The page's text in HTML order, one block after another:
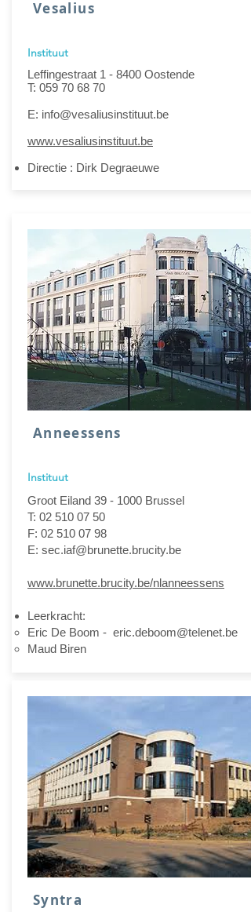
Vesalius
Instituut
Leffingestraat 1 - 8400 Oostende
T: 059 70 68 70
E: info@vesaliusinstituut.be
www.vesaliusinstituut.be
Directie : Dirk Degraeuwe
Anneessens
Instituut
Groot Eiland 39 - 1000 Brussel
T: 02 510 07 50
F: 02 510 07 98
E: sec.iaf@brunette.brucity.be
www.brunette.brucity.be/nlanneessens
Leerkracht:
Eric De Boom - eric.deboom@telenet.be
Maud Biren
Syntra